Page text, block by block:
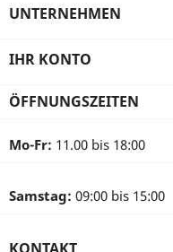
UNTERNEHMEN
IHR KONTO
ÖFFNUNGSZEITEN
Mo-Fr: 11.00 bis 18:00
Samstag: 09:00 bis 15:00